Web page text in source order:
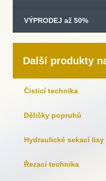
VÝPRODEJ až 50%
Další produkty
Čisticí technika
Děličky popruhů
Hydraulické sekací lisy
Řezací technika